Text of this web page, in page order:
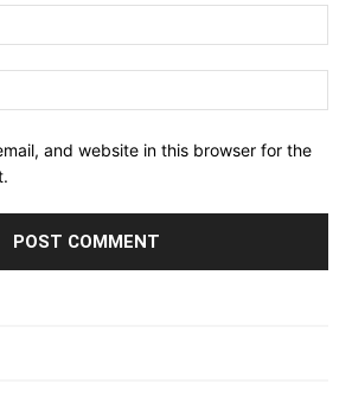
and website in this browser for the